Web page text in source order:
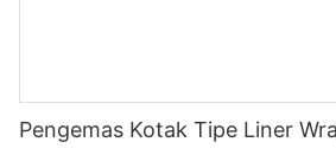
Pengemas Kotak Tipe Liner